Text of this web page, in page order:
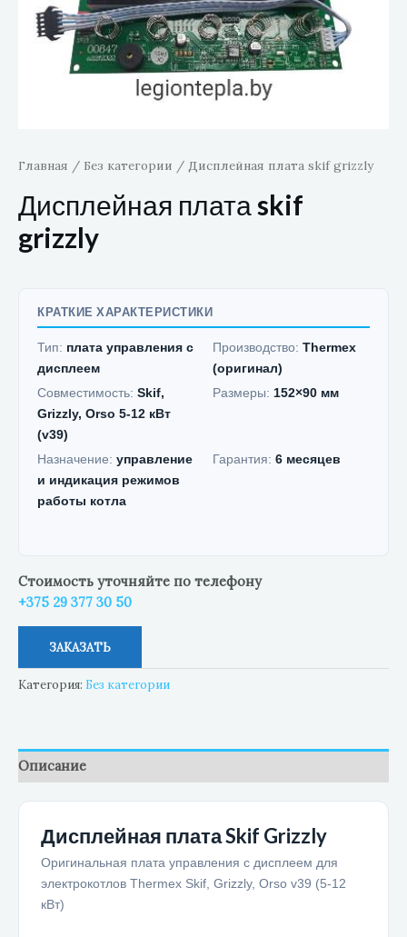
Главная / Без категории / Дисплейная плата skif grizzly
Дисплейная плата skif
grizzly
КРАТКИЕ ХАРАКТЕРИСТИКИ
Тип: плата управления с
дисплеем
Производство: Thermex
(оригинал)
Совместимость: Skif,
Grizzly, Orso 5-12 кВт
(v39)
Размеры: 152×90 мм
Назначение: управление
и индикация режимов
работы котла
Гарантия: 6 месяцев
Стоимость уточняйте по телефону
+375 29 377 30 50
ЗАКАЗАТЬ
Категория: Без категории
Описание
Дисплейная плата Skif Grizzly
Оригинальная плата управления с дисплеем для
электрокотлов Thermex Skif, Grizzly, Orso v39 (5-12
кВт)